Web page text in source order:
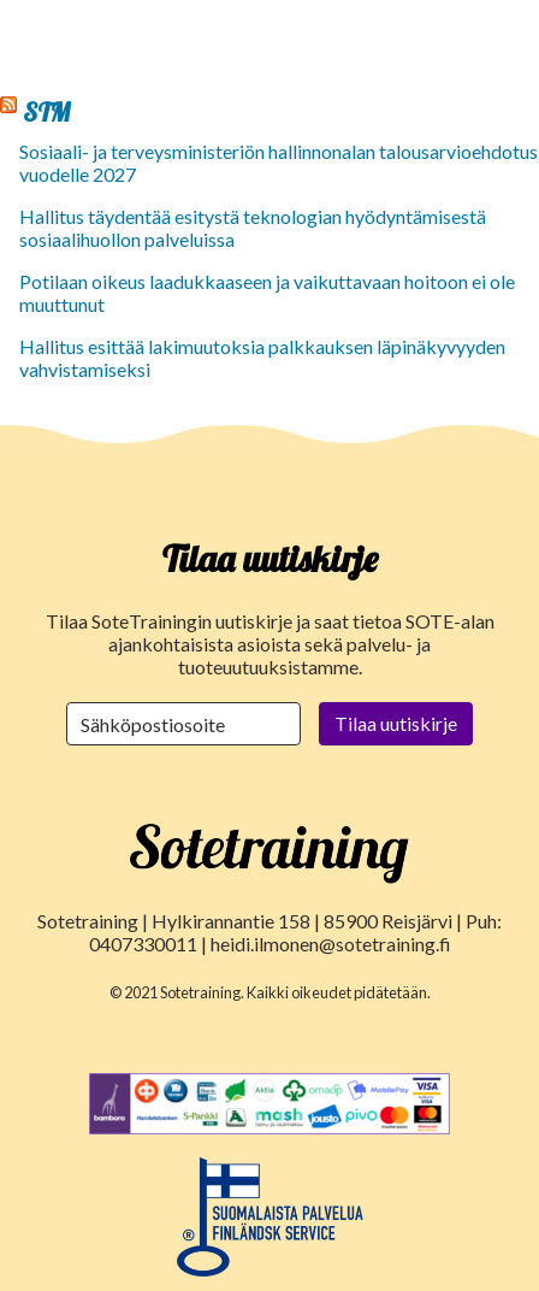
STM
Sosiaali- ja terveysministeriön hallinnonalan talousarvioehdotus
vuodelle 2027
Hallitus täydentää esitystä teknologian hyödyntämisestä
sosiaalihuollon palveluissa
Potilaan oikeus laadukkaaseen ja vaikuttavaan hoitoon ei ole
muuttunut
Hallitus esittää lakimuutoksia palkkauksen läpinäkyvyyden
vahvistamiseksi
Tilaa uutiskirje
Tilaa SoteTrainingin uutiskirje ja saat tietoa SOTE-alan
ajankohtaisista asioista sekä palvelu- ja
tuoteuutuuksistamme.
Sotetraining | Hylkirannantie 158 | 85900 Reisjärvi | Puh:
0407330011 | heidi.ilmonen@sotetraining.fi
© 2021 Sotetraining. Kaikki oikeudet pidätetään.